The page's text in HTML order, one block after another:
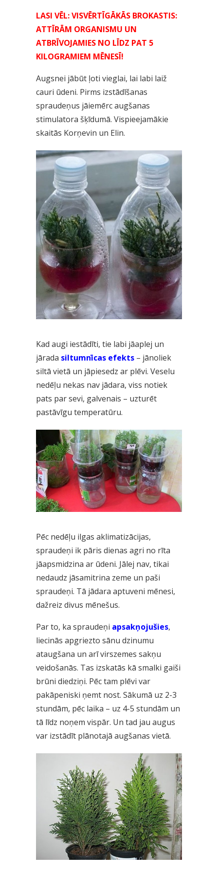
LASI VĒL: VISVĒRTĪGĀKĀS BROKASTIS:
ATTĪRĀM ORGANISMU UN
ATBRĪVOJAMIES NO LĪDZ PAT 5
KILOGRAMIEM MĒNESĪ!
Augsnei jābūt ļoti vieglai, lai labi laiž
cauri ūdeni. Pirms izstādīšanas
spraudeņus jāiemērc augšanas
stimulatora šķīdumā. Vispieejamākie
skaitās Korņevin un Elin.
Kad augi iestādīti, tie labi jāaplej un
jārada siltumnīcas efekts – jānoliek
siltā vietā un jāpiesedz ar plēvi. Veselu
nedēļu nekas nav jādara, viss notiek
pats par sevi, galvenais – uzturēt
pastāvīgu temperatūru.
Pēc nedēļu ilgas aklimatizācijas,
spraudeņi ik pāris dienas agri no rīta
jāapsmidzina ar ūdeni. Jālej nav, tikai
nedaudz jāsamitrina zeme un paši
spraudeņi. Tā jādara aptuveni mēnesi,
dažreiz divus mēnešus.
Par to, ka spraudeņi apsakņojušies,
liecinās apgriezto sānu dzinumu
ataugšana un arī virszemes sakņu
veidošanās. Tas izskatās kā smalki gaiši
brūni diedziņi. Pēc tam plēvi var
pakāpeniski ņemt nost. Sākumā uz 2-3
stundām, pēc laika – uz 4-5 stundām un
tā līdz noņem vispār. Un tad jau augus
var izstādīt plānotajā augšanas vietā.